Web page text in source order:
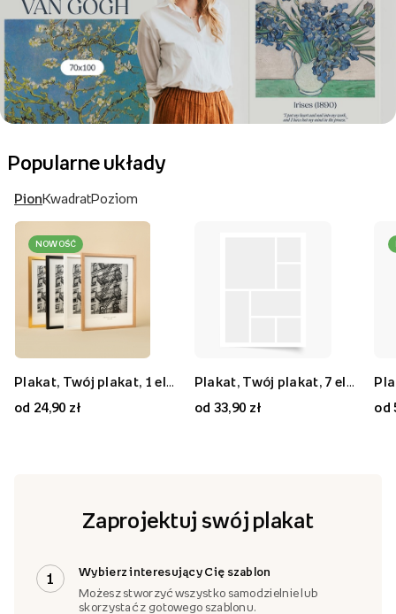
Popularne układy
PionKwadratPoziom
NOWOŚĆ
od 24,90 zł
od 33,90 zł
od
od 59,90 zł
od 89,90 zł
od 59,90 zł
od 33,90 zł
Zaprojektuj swój plakat
1
Wybierz interesujący Cię szablon
Możesz stworzyć wszystko samodzielnie lub
skorzystać z gotowego szablonu.